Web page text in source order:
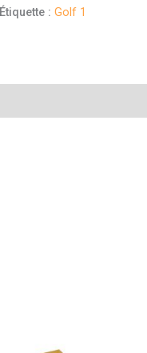
Étiquette :Golf 1